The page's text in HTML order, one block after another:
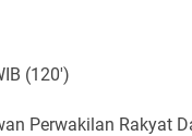
(120')
Perwakilan Rakyat